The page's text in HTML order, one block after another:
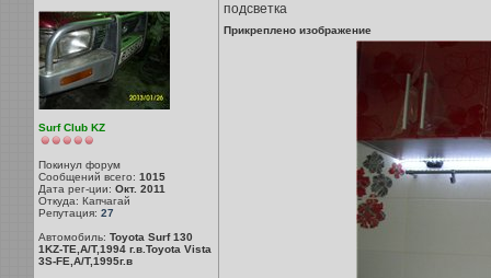
Surf Club KZ
Покинул форум
Сообщений всего: 1015
Дата рег-ции: Окт. 2011
Откуда: Капчагай
Репутация: 27
Автомобиль: Toyota Surf 130
1KZ-TE,A/T,1994 г.в.Toyota Vista
3S-FE,A/T,1995г.в
подсветка
Прикреплено изображение